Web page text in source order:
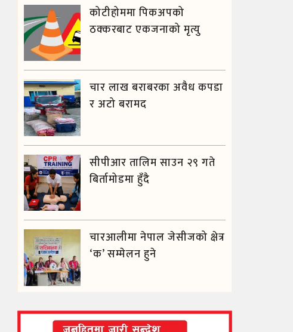
कोटीहोममा पिकअपको
ठक्करबाट एकजनाको मृत्यु
चार लाख बराबरका अवैध कपडा
र अटो बरामद
सीपीआर तालिम साउन २९ गते
बिर्तामोडमा हुँदै
चारआलीमा नेपाल जेसीजको क्षेत्र
‘क’ सम्मेलन हुने